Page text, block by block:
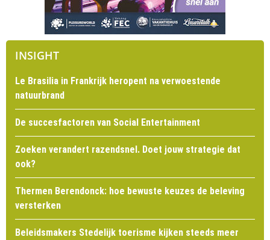
INSIGHT
Le Brasilia in Frankrijk heropent na verwoestende
natuurbrand
De succesfactoren van Social Entertainment
Zoeken verandert razendsnel. Doet jouw strategie dat
ook?
Thermen Berendonck: hoe bewuste keuzes de beleving
versterken
Beleidsmakers Stedelijk toerisme kijken steeds meer